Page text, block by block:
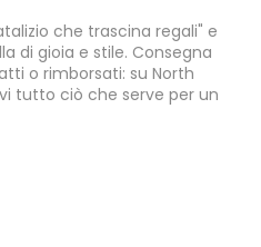
che trascina regali" e
di gioia e stile. Consegna
o rimborsati: su North
tutto ciò che serve per un